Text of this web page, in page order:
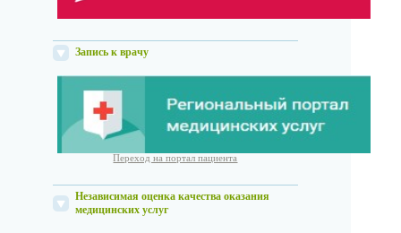
Запись к врачу
Переход на портал пациента
Независимая оценка качества оказания
медицинских услуг